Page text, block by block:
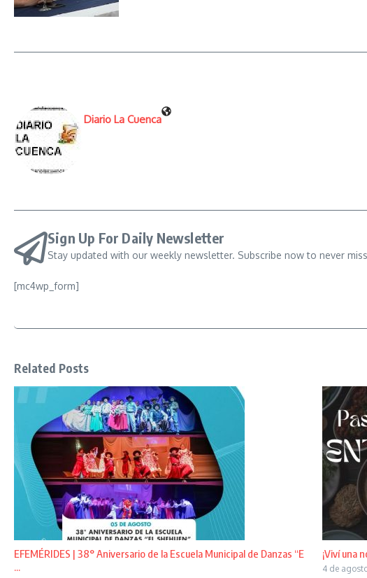
Diario La Cuenca
Sign Up For Daily Newsletter
Stay updated with our weekly newsletter. Subscribe now to never
[mc4wp_form]
Related Posts
EFEMÉRIDES | 38° Aniversario de la Escuela Municipal de Danzas “E
...
¡Viví una
4 de